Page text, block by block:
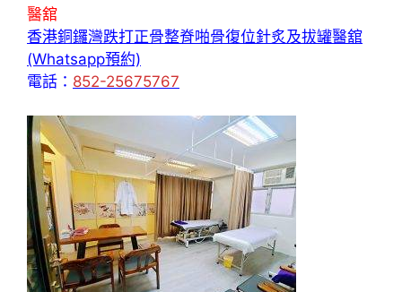
醫舘
香港銅鑼灣跌打正骨整脊啪骨復位針炙及拔罐醫舘
(Whatsapp預約)
電話： 852-25675767